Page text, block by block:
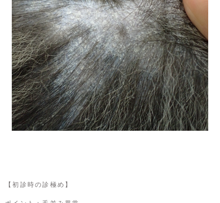
【初診時の診極め】